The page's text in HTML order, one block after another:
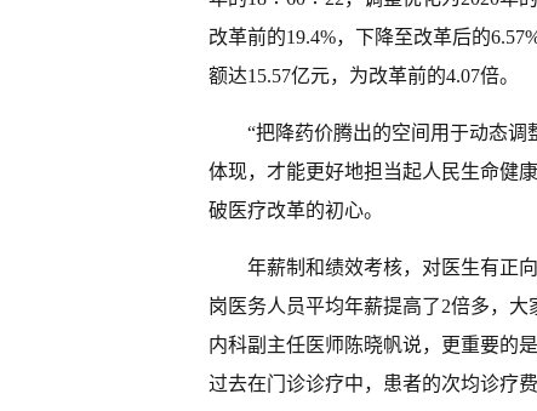
改革前的19.4%，下降至改革后的
额达15.57亿元，为改革前的4.07倍。
“把降药价腾出的空间用于动态
体现，才能更好地担当起人民生命健
破医疗改革的初心。
年薪制和绩效考核，对医生有正
岗医务人员平均年薪提高了2倍多，
内科副主任医师陈晓帆说，更重要的
过去在门诊诊疗中，患者的次均诊疗